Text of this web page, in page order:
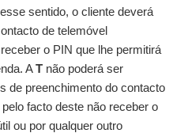
sentido, o cliente deverá
de telemóvel
o PIN que lhe permitirá
AT não poderá ser
de preenchimento do contacto
facto deste não receber o
ou por qualquer outro